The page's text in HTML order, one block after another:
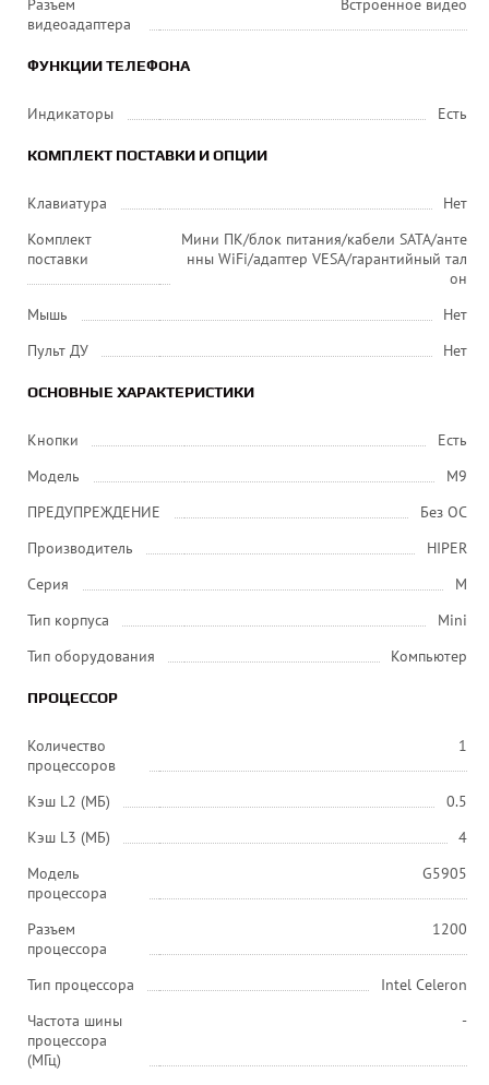
Разъем
видеоадаптера
Встроенное видео
ФУНКЦИИ ТЕЛЕФОНА
Индикаторы Есть
КОМПЛЕКТ ПОСТАВКИ И ОПЦИИ
Клавиатура
Нет
Комплект
поставки
Мини ПК/блок питания/кабели SATA/анте
нны WiFi/адаптер VESA/гарантийный тал
он
Мышь
Нет
Пульт ДУ
Нет
ОСНОВНЫЕ ХАРАКТЕРИСТИКИ
Кнопки
Есть
Модель
M9
ПРЕДУПРЕЖДЕНИЕ
Без ОС
Производитель
HIPER
Серия
M
Тип корпуса
Mini
Тип оборудования
Компьютер
ПРОЦЕССОР
Количество
процессоров
1
Кэш L2 (МБ)
0.5
Кэш L3 (МБ)
4
Модель
процессора
G5905
Разъем
процессора
1200
Тип процессора
Intel Celeron
Частота шины
процессора
(МГц)
-